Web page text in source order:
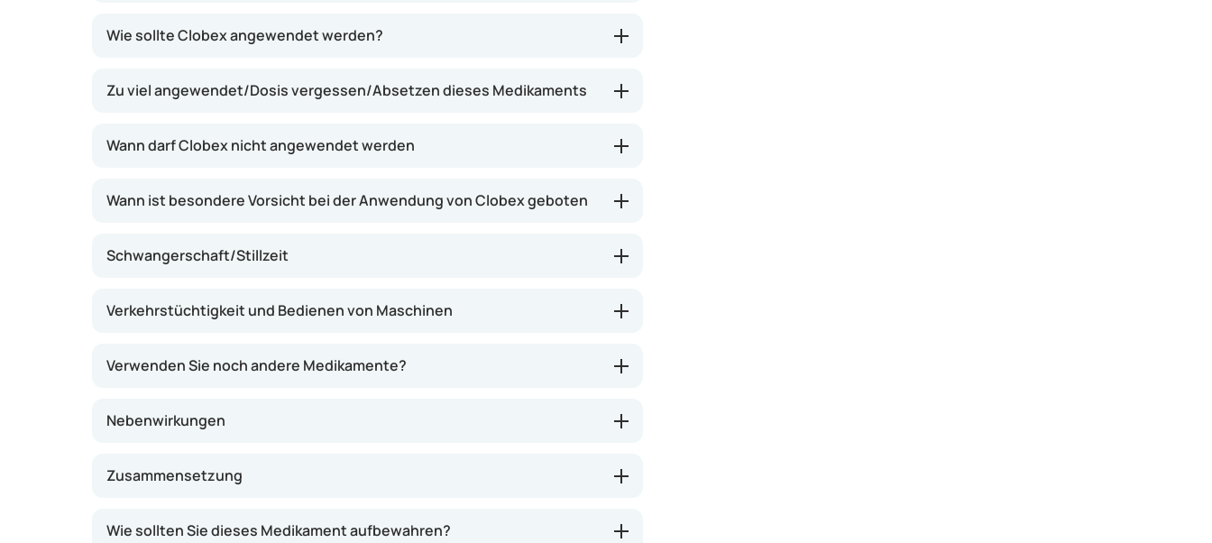
Hautwachstum hemmt. Dadurch können Juckreiz und Rötungen abnehmen
Hautstellen helfen, die auf mildere Therapien nicht ausreichend ansprechen.
Kopfhaut aufgetragen.
Wie sollte Clobex angewendet werden?
Zu viel angewendet/Dosis vergessen/Absetzen dieses Medikaments
Wann darf Clobex nicht angewendet werden
Wann ist besondere Vorsicht bei der Anwendung von Clobex geboten
Schwangerschaft/Stillzeit
Verkehrstüchtigkeit und Bedienen von Maschinen
Verwenden Sie noch andere Medikamente?
Nebenwirkungen
Zusammensetzung
Wie sollten Sie dieses Medikament aufbewahren?